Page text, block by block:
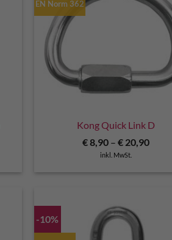
EN Norm 362
Kong Quick Link D
€8,90 –€ 20,90
inkl. MwSt.
-10%